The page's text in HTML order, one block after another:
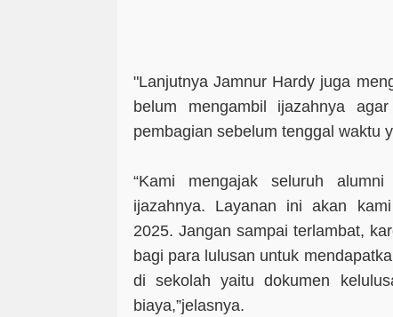
"Lanjutnya Jamnur Hardy juga
belum mengambil ijazahnya
pembagian sebelum tenggal waktu
“Kami mengajak seluruh
ijazahnya. Layanan ini akan
2025. Jangan sampai terlambat,
bagi para lulusan untuk
di sekolah yaitu dokumen
biaya,”jelasnya.